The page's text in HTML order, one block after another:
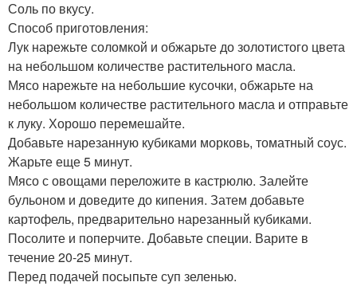
Соль по вкусу.
Способ приготовления:
Лук нарежьте соломкой и обжарьте до золотистого цвета
на небольшом количестве растительного масла.
Мясо нарежьте на небольшие кусочки, обжарьте на
небольшом количестве растительного масла и отправьте
к луку. Хорошо перемешайте.
Добавьте нарезанную кубиками морковь, томатный соус.
Жарьте еще 5 минут.
Мясо с овощами переложите в кастрюлю. Залейте
бульоном и доведите до кипения. Затем добавьте
картофель, предварительно нарезанный кубиками.
Посолите и поперчите. Добавьте специи. Варите в
течение 20-25 минут.
Перед подачей посыпьте суп зеленью.